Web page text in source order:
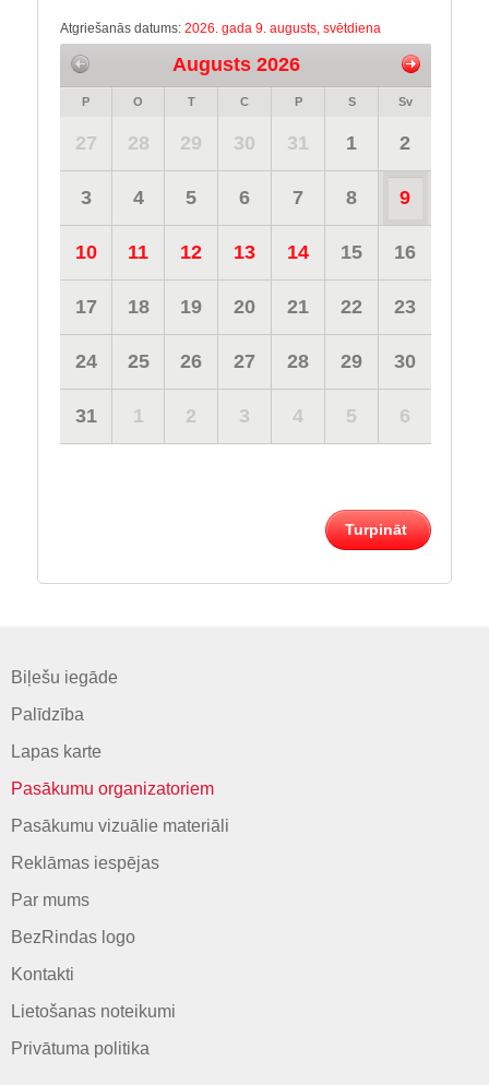
Atgriešanās datums: 2026. gada 9. augusts, svētdiena
Augusts 2026
P O T C P S Sv
27 28 29 30 31 1 2
3 4 5 6 7 8 9
10 11 12 13 14 15 16
17 18 19 20 21 22 23
24 25 26 27 28 29 30
31 1 2 3 4 5 6
Turpināt
Biļešu iegāde
Palīdzība
Lapas karte
Pasākumu organizatoriem
Pasākumu vizuālie materiāli
Reklāmas iespējas
Par mums
BezRindas logo
Kontakti
Lietošanas noteikumi
Privātuma politika